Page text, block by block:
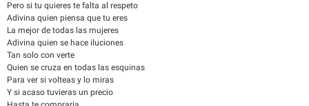
Pero si tu quieres te falta al respeto
Adivina quien piensa que tu eres
La mejor de todas las mujeres
Adivina quien se hace iluciones
Tan solo con verte
Quien se cruza en todas las esquinas
Para ver si volteas y lo miras
Y si acaso tuvieras un precio